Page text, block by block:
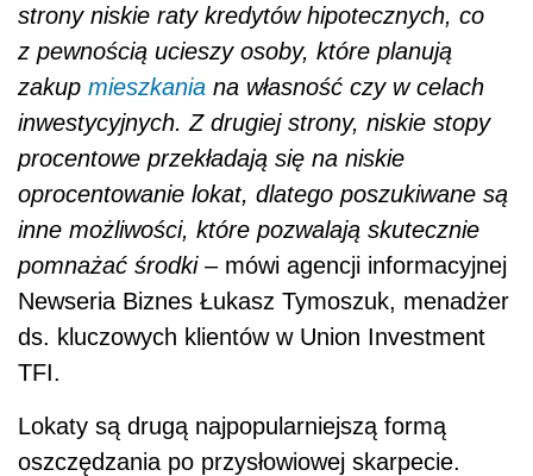
strony niskie raty kredytów hipotecznych, co
z pewnością ucieszy osoby, które planują
zakup mieszkania na własność czy w celach
inwestycyjnych. Z drugiej strony, niskie stopy
procentowe przekładają się na niskie
oprocentowanie lokat, dlatego poszukiwane są
inne możliwości, które pozwalają skutecznie
pomnażać środki – mówi agencji informacyjnej
Newseria Biznes Łukasz Tymoszuk, menadżer
ds. kluczowych klientów w Union Investment
TFI.
Lokaty są drugą najpopularniejszą formą
oszczędzania po przysłowiowej skarpecie.